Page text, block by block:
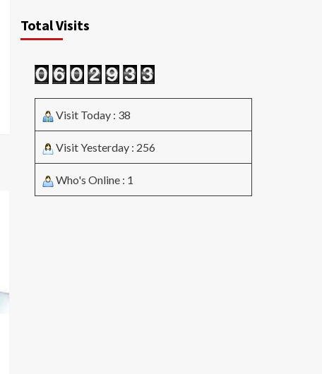
Total Visits
Visit Today : 38
Visit Yesterday : 256
Who's Online : 1